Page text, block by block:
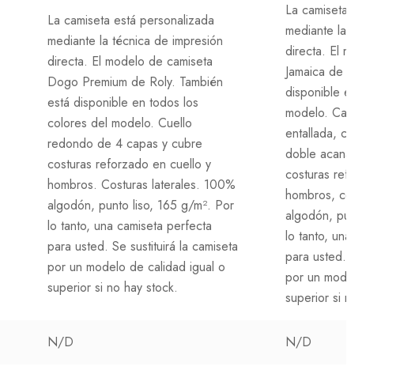
La camiseta está personalizada
mediante la técnica de impresión
directa. El modelo de camiseta
Dogo Premium de Roly. También
está disponible en todos los
colores del modelo. Cuello
redondo de 4 capas y cubre
costuras reforzado en cuello y
hombros. Costuras laterales. 100%
algodón, punto liso, 165 g/m². Por
lo tanto, una camiseta perfecta
para usted. Se sustituirá la camiseta
por un modelo de calidad igual o
superior si no hay stock.
La camiseta está
mediante la técnica de
directa. El modelo de
Jamaica de Roly.
disponible en todos
modelo. Camiseta de
entallada, con cuello
doble acanalado 1×1,
costuras reforzado en
hombros, costuras
algodón, punto liso,
lo tanto, una camiseta
para usted. Se
por un modelo de
superior si no hay stock.
N/D N/D